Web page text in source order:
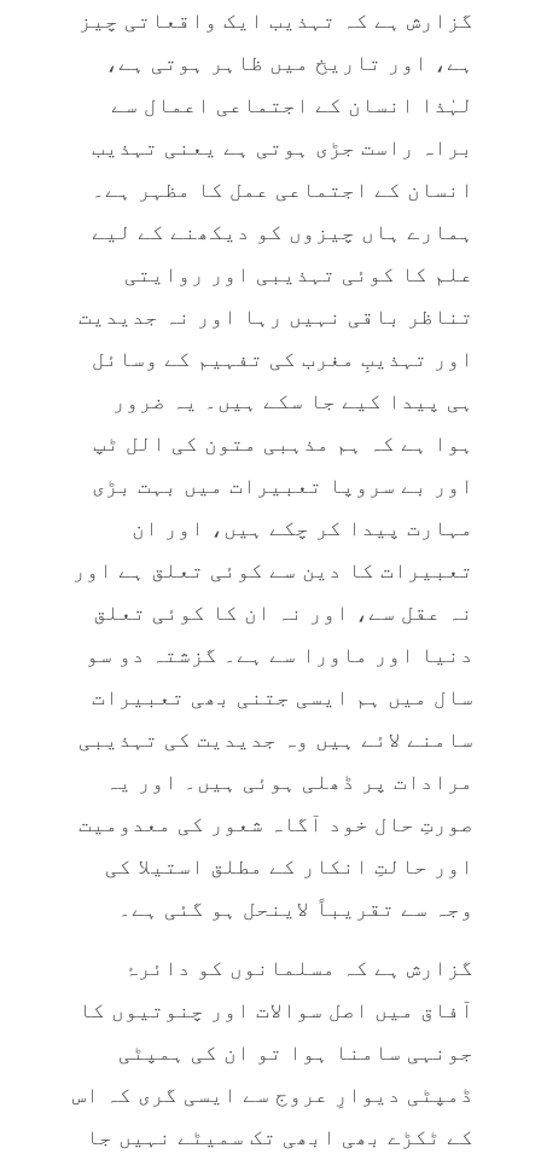
گزارش ہے کہ تہذیب ایک واقعاتی چیز
ہے، اور تاریخ میں ظاہر ہوتی ہے،
لہٰذا انسان کے اجتماعی اعمال سے
براہ راست جڑی ہوتی ہے یعنی تہذیب
انسان کے اجتماعی عمل کا مظہر ہے۔
ہمارے ہاں چیزوں کو دیکھنے کے لیے
علم کا کوئی تہذیبی اور روایتی
تناظر باقی نہیں رہا اور نہ جدیدیت
اور تہذیبِ مغرب کی تفہیم کے وسائل
ہی پیدا کیے جا سکے ہیں۔ یہ ضرور
ہوا ہے کہ ہم مذہبی متون کی الل ٹپ
اور بے سروپا تعبیرات میں بہت بڑی
مہارت پیدا کر چکے ہیں، اور ان
تعبیرات کا دین سے کوئی تعلق ہے اور
نہ عقل سے، اور نہ ان کا کوئی تعلق
دنیا اور ماورا سے ہے۔ گزشتہ دو سو
سال میں ہم ایسی جتنی بھی تعبیرات
سامنے لائے ہیں وہ جدیدیت کی تہذیبی
مرادات پر ڈھلی ہوئی ہیں۔ اور یہ
صورتِ حال خود آگاہ شعور کی معدومیت
اور حالتِ انکار کے مطلق استیلا کی
وجہ سے تقریباً لاینحل ہو گئی ہے۔
گزارش ہے کہ مسلمانوں کو دائرۂ
آفاق میں اصل سوالات اور چنوتیوں کا
جونہی سامنا ہوا تو ان کی ہمپٹی
ڈمپٹی دیوارِ عروج سے ایسی گری کہ اس
کے ٹکڑے بھی ابھی تک سمیٹے نہیں جا